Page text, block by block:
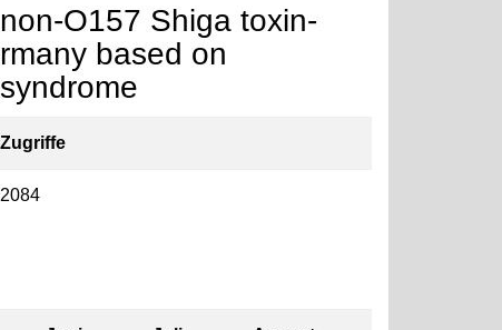
O157 Shiga toxin-
based on
Zugriffe
2084